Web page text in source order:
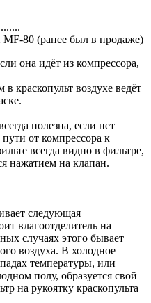
80 (ранее был в продаже)
она идёт из компрессора,
краскопульт воздухе ведёт
полезна, если нет
пути от компрессора к
всегда видно в фильтре,
нажатием на клапан.
следующая
влагоотделитель на
случаях этого бывает
воздуха. В холодное
температуры, или
полу, образуется свой
на рукоятку краскопульта